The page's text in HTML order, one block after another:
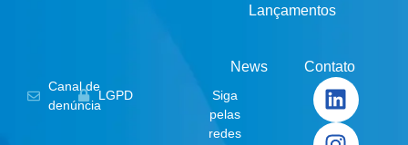
Lançamentos
News Contato
Canal de
denúncia
LGPD
Siga
pelas
redes